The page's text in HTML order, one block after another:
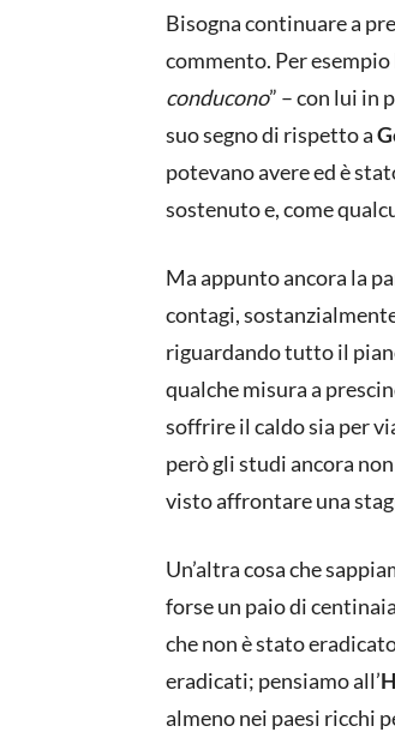
Bisogna continuare a
commento. Per
conducono” – con lui in
suo segno di rispetto a
potevano avere ed è
sostenuto e, come
Ma appunto ancora la
contagi,
riguardando tutto il
qualche misura a
soffrire il caldo sia per
però gli studi ancora
visto affrontare una
Un’altra cosa che
forse un paio di
che non è stato
eradicati; pensiamo all’
almeno nei paesi ricchi